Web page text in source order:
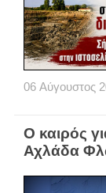
06 Αύγουστος
Ο καιρός
Αχλάδα